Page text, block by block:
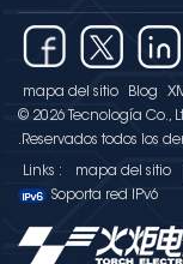
mapa del sitio Blog
© 2026 Tecnología Co.,
.Reservados todos los
Links : mapa del sitio
Soporta red IPv6